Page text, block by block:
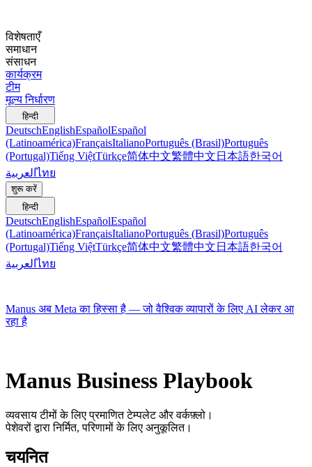
विशेषताएँ
समाधान
संसाधन
कार्यक्रम
टीम
मूल्य निर्धारण
हिन्दी
DeutschEnglishEspañolEspañol
(Latinoamérica)FrançaisItalianoPortuguês (Brasil)Português
(Portugal)Tiếng ViệtTürkçe简体中文繁體中文 日本語한국어
العربيةไทย
शुरू करें
हिन्दी
DeutschEnglishEspañolEspañol
(Latinoamérica)FrançaisItalianoPortuguês (Brasil)Português
(Portugal)Tiếng ViệtTürkçe简体中文繁體中文 日本語한국어
العربيةไทย
Manus अब Meta का हिस्सा है — जो वैश्विक व्यापारों के लिए AI लेकर आ
रहा है
Manus Business Playbook
व्यवसाय टीमों के लिए प्रमाणित टेम्पलेट और वर्कफ़्लो।
पेशेवरों द्वारा निर्मित, परिणामों के लिए अनुकूलित।
चयनित